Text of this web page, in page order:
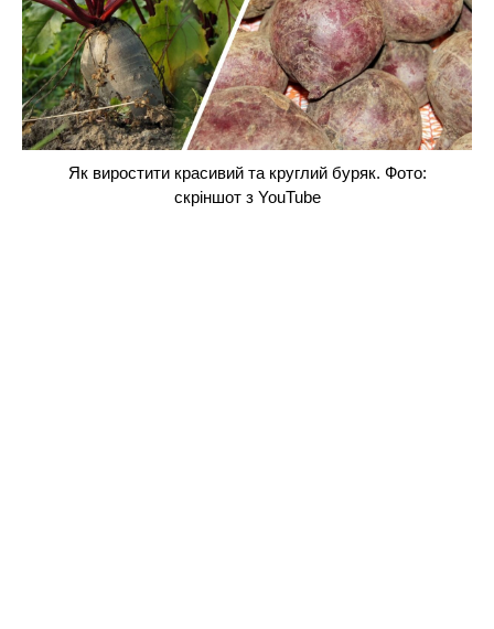
Як виростити красивий та круглий буряк. Фото:
скріншот з YouTube